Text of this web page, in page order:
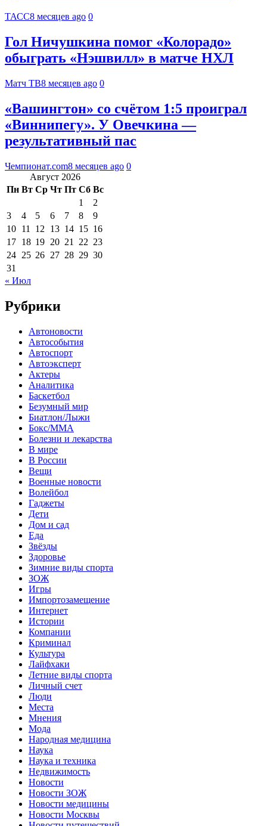
ТАСС8 месяцев ago 0
Гол Ничушкина помог «Колорадо»
обыграть «Нэшвилл» в матче НХЛ
Матч ТВ8 месяцев ago 0
«Вашингтон» со счётом 1:5 проиграл
«Виннипегу». У Овечкина —
результативный пас
Чемпионат.com8 месяцев ago 0
Август 2026
Пн Вт Ср Чт Пт Сб Вс
1
2
3
4 5 6 7 8
9
10 11 12 13 14 15 16
17 18 19 20 21 22 23
24 25 26 27 28 29 30
31
« Июл
Рубрики
Автоновости
Автособытия
Автоспорт
Автоэксперт
Актеры
Аналитика
Баскетбол
Безумный мир
Биатлон/Лыжи
Бокс/MMA
Болезни и лекарства
В мире
В России
Вещи
Военные новости
Волейбол
Гаджеты
Дети
Дом и сад
Еда
Звёзды
Здоровье
Зимние виды спорта
ЗОЖ
Игры
Импортозамещение
Интернет
Истории
Компании
Криминал
Культура
Лайфхаки
Летние виды спорта
Личный счет
Люди
Места
Мнения
Мода
Народная медицина
Наука
Наука и техника
Недвижимость
Новости
Новости ЗОЖ
Новости медицины
Новости Москвы